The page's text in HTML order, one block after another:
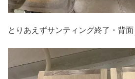
とりあえずサンティング終了・背面